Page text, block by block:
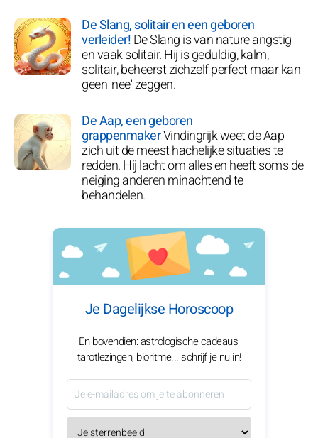
De Slang, solitair en een geboren
verleider!De Slang is van nature angstig
en vaak solitair. Hij is geduldig, kalm,
solitair, beheerst zichzelf perfect maar kan
geen 'nee' zeggen.
De Aap, een geboren
grappenmakerVindingrijk weet de Aap
zich uit de meest hachelijke situaties te
redden. Hij lacht om alles en heeft soms de
neiging anderen minachtend te
behandelen.
Je Dagelijkse Horoscoop
En bovendien: astrologische cadeaus,
tarotlezingen, bioritme... schrijf je nu in!